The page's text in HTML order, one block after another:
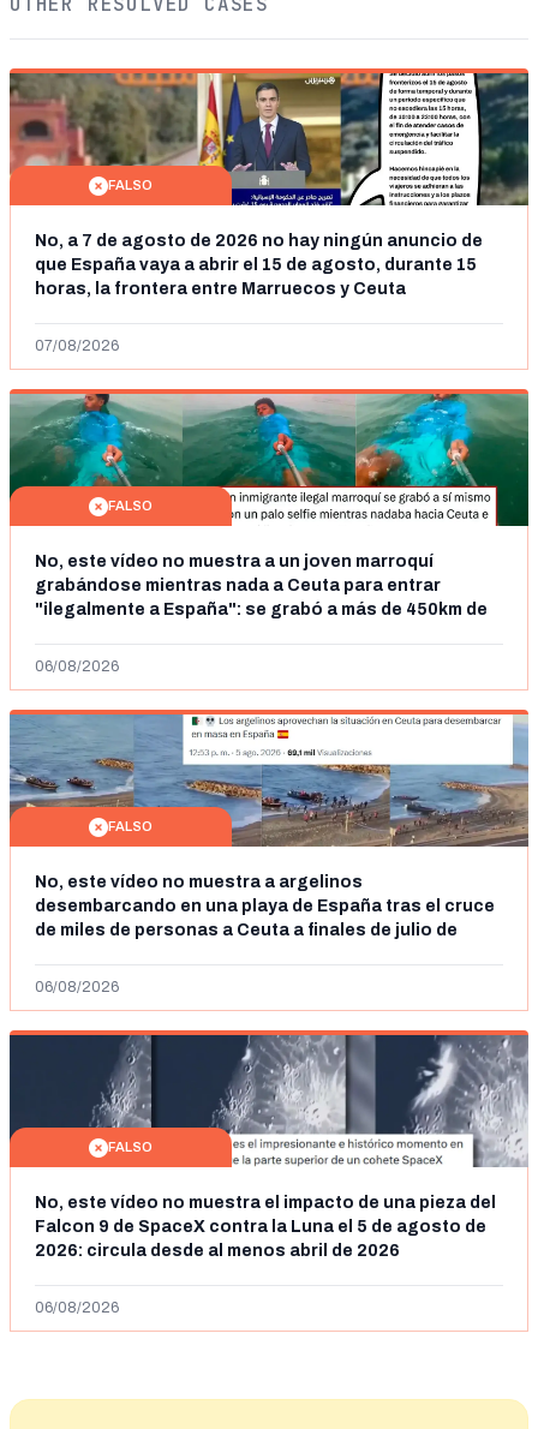
FALSO
No, a 7 de agosto de 2026 no hay ningún anuncio de
que España vaya a abrir el 15 de agosto, durante 15
horas, la frontera entre Marruecos y Ceuta
07/08/2026
FALSO
No, este vídeo no muestra a un joven marroquí
grabándose mientras nada a Ceuta para entrar
"ilegalmente a España": se grabó a más de 450km de
06/08/2026
FALSO
No, este vídeo no muestra a argelinos
desembarcando en una playa de España tras el cruce
de miles de personas a Ceuta a finales de julio de
06/08/2026
FALSO
No, este vídeo no muestra el impacto de una pieza del
Falcon 9 de SpaceX contra la Luna el 5 de agosto de
2026: circula desde al menos abril de 2026
06/08/2026